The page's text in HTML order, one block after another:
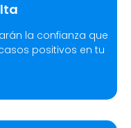
la confianza que
positivos en tu